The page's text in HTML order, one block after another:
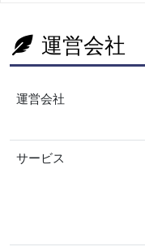
運営会社
運営会社
サービス